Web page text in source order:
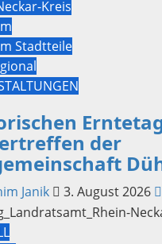
Kreis
Stadtteile
der
Janik 3. August 2026